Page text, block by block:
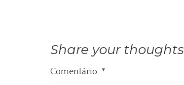
Share your thoughts
Comentário *